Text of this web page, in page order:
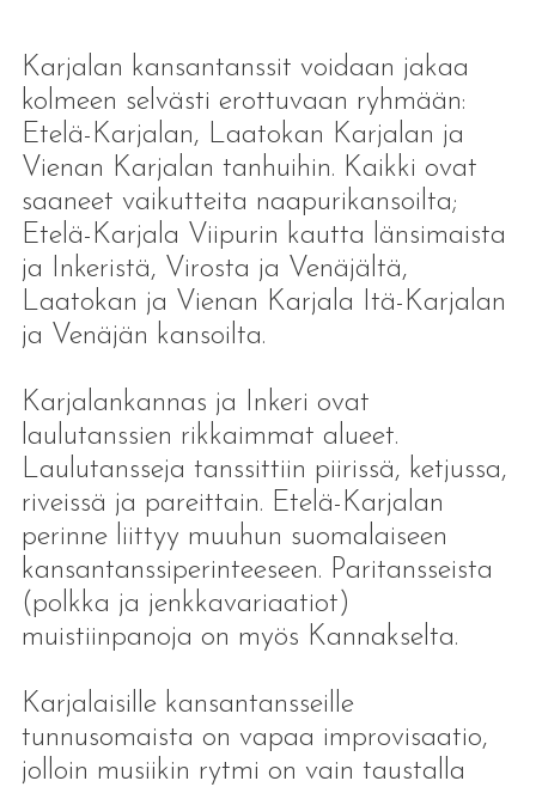
Karjalan kansantanssit voidaan jakaa
kolmeen selvästi erottuvaan ryhmään:
Etelä-Karjalan, Laatokan Karjalan ja
Vienan Karjalan tanhuihin. Kaikki ovat
saaneet vaikutteita naapurikansoilta;
Etelä-Karjala Viipurin kautta länsimaista
ja Inkeristä, Virosta ja Venäjältä,
Laatokan ja Vienan Karjala Itä-Karjalan
ja Venäjän kansoilta.
Karjalankannas ja Inkeri ovat
laulutanssien rikkaimmat alueet.
Laulutansseja tanssittiin piirissä, ketjussa,
riveissä ja pareittain. Etelä-Karjalan
perinne liittyy muuhun suomalaiseen
kansantanssiperinteeseen. Paritansseista
(polkka ja jenkkavariaatiot)
muistiinpanoja on myös Kannakselta.
Karjalaisille kansantansseille
tunnusomaista on vapaa improvisaatio,
jolloin musiikin rytmi on vain taustalla